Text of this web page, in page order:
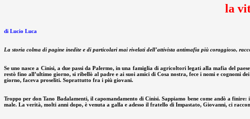
la
di Lucio Luca
La storia colma di pagine inedite e di particolari mai rivelati dell’attivista antimafia più coraggioso,
Se uno nasce a Cinisi, a due passi da Palermo, in una famiglia di agricoltori legati alla mafia del
restò fino all’ultimo giorno, si ribellò al padre e ai suoi amici di Cosa nostra, fece i nomi e cognomi
giorno, faceva proseliti. Soprattutto fra i più giovani.
Troppo per don Tano Badalamenti, il capomandamento di Cinisi. Sappiamo bene come andò a
male. La verità, molti anni dopo, è venuta a galla e adesso il fratello di Impastato, Giovanni, ci